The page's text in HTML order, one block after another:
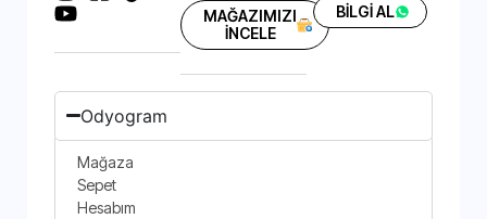
MAĞAZIMIZI
İNCELE
BİLGİ AL
Odyogram
Mağaza
Sepet
Hesabım